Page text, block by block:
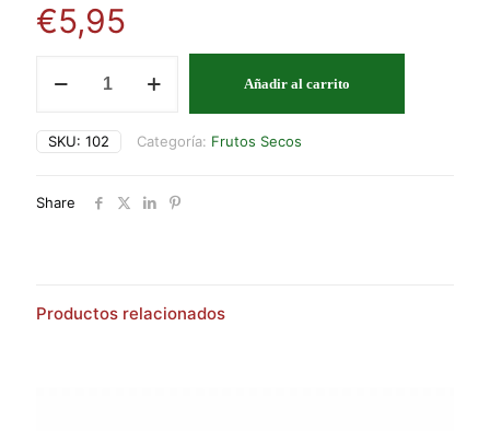
€5,95
TOSTADA
Añadir al carrito
SKU: 102 Categoría: Frutos Secos
Share
Productos relacionados